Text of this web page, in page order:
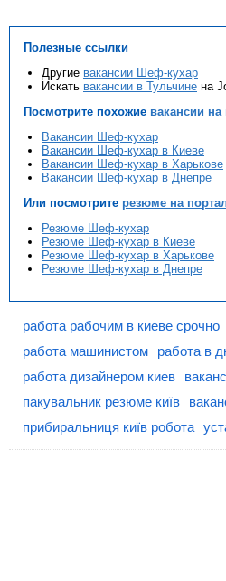
Полезные ссылки
Другие вакансии Шеф-кухар
Искать вакансии в Тульчине на
Посмотрите похожие вакансии
Вакансии Шеф-кухар
Вакансии Шеф-кухар в Киеве
Вакансии Шеф-кухар в Харькове
Вакансии Шеф-кухар в Днепре
Или посмотрите резюме на
Резюме Шеф-кухар
Резюме Шеф-кухар в Киеве
Резюме Шеф-кухар в Харькове
Резюме Шеф-кухар в Днепре
работа рабочим в киеве срочно
работа машинистом
работа в
работа дизайнером киев
пакувальник резюме київ
прибиральниця київ робота